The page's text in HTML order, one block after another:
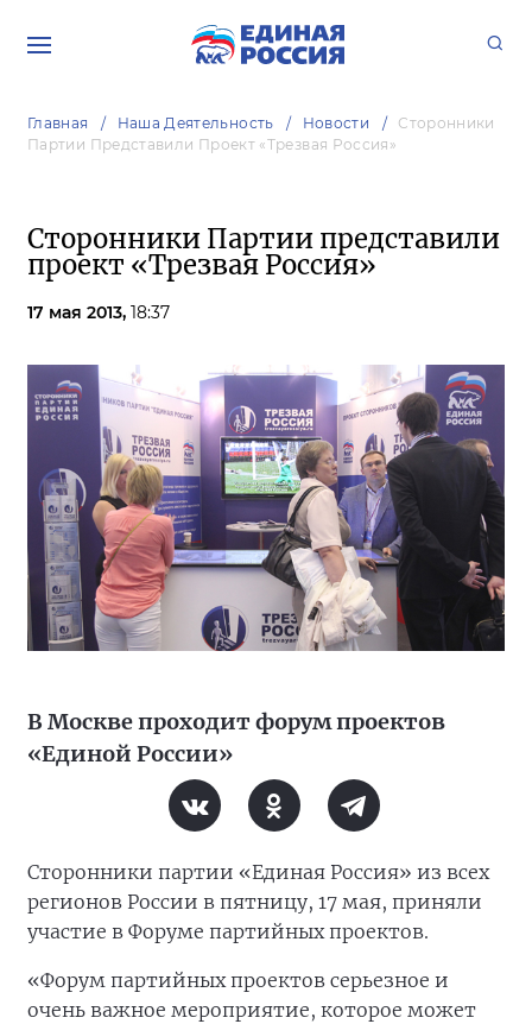
Главная Наша Деятельность Новости
Сторонники
Партии Представили Проект «Трезвая Россия»
Сторонники Партии представили
проект «Трезвая Россия»
17 мая 2013, 18:37
В Москве проходит форум проектов
«Единой России»
Сторонники партии «Единая Россия» из всех
регионов России в пятницу, 17 мая, приняли
участие в Форуме партийных проектов.
«Форум партийных проектов серьезное и
очень важное мероприятие, которое может